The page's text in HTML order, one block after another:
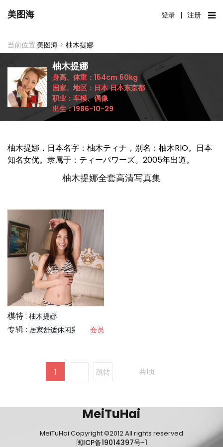
美图海 登录 | 注册
当前位置:美图海 > 柚木提娜
柚木提娜
身高、体重： 154cm 50kg
国家、地区： 日本 日本东京都
职业： 车模、偶像
出生：1986-10-29
柚木提娜，日本名字：柚木ティナ，别名：柚木RIO。日本
知名女优。隶属于：ティーパワーズ。2005年出道。
柚木提娜全套高清写真集
模特 : 柚木提娜
专辑 : 居家舒适休闲穿搭分享
会员
1 跳转 共1页
MeiTuHai
MeiTuHai Copyright ©2012 All rights reserved
闽ICP备19014397号-1